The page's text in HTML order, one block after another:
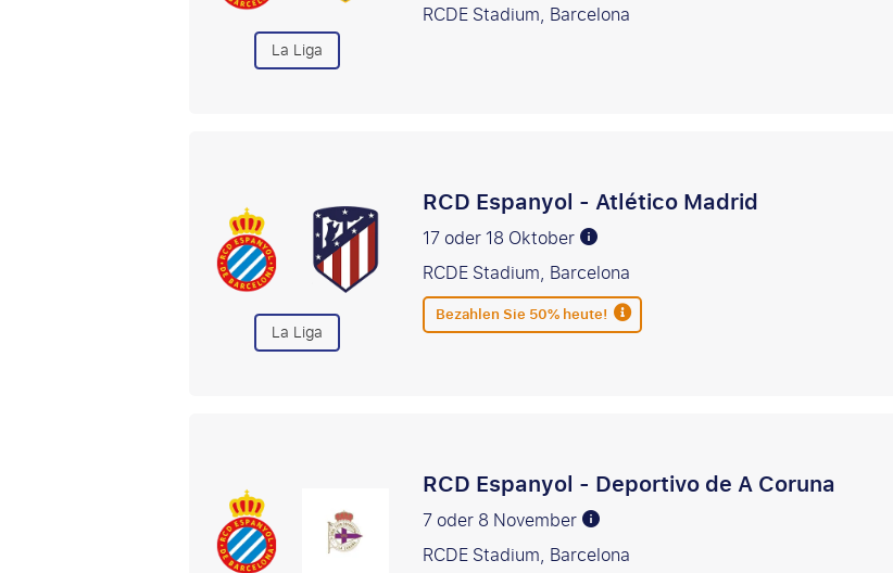
La Liga
RCDE Stadium, Barcelona
La Liga
RCD Espanyol - Atlético Madrid
17 oder 18 Oktober
RCDE Stadium, Barcelona
Bezahlen Sie 50% heute!
RCD Espanyol - Deportivo de A Coruna
7 oder 8 November
RCDE Stadium, Barcelona